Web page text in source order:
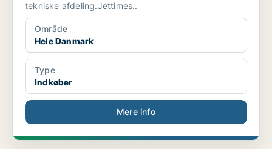
tekniske afdeling.Jettimes..
Område
Hele Danmark
Type
Indkøber
Mere info